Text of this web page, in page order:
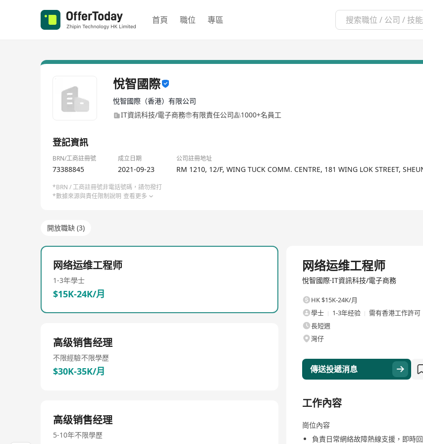
首頁 職位 專區
悅智國際
悅智國際（香港）有限公司
IT資訊科技/電子商務
有限責任公司 1000+名員工
登記資訊
BRN/工商註冊號 成立日期 公司註冊地址
73388845 2021-09-23 RM 1210, 12/F, WING TUCK COMM. CENTRE, 181 WING LOK STREET,
*BRN / 工商註冊號非電話號碼，請勿撥打
*數據來源與責任限制說明 查看更多
開放職缺 (3)
网络运维工程师
1-3年學士
$15K-24K/月
高级销售经理
不限經驗不限學歷
$30K-35K/月
高级销售经理
5-10年不限學歷
网络运维工程师
悅智國際·IT資訊科技/電子商務
HK $15K-24K/月
學士
1-3年经验
需有香港工作許可
長短週
灣仔
傳送投遞消息
工作內容
崗位內容
負責日常網絡故障熱線支援，即時